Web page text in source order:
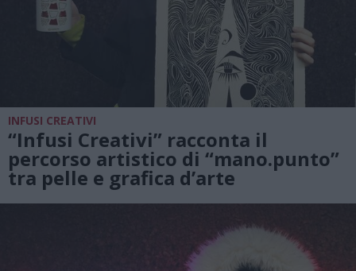
INFUSI CREATIVI
“Infusi Creativi” racconta il
percorso artistico di “mano.punto”
tra pelle e grafica d’arte